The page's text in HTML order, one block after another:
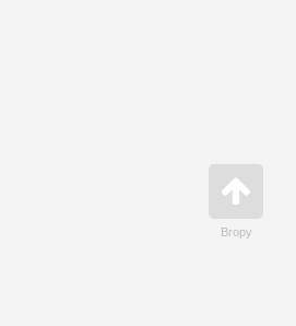
Вгору